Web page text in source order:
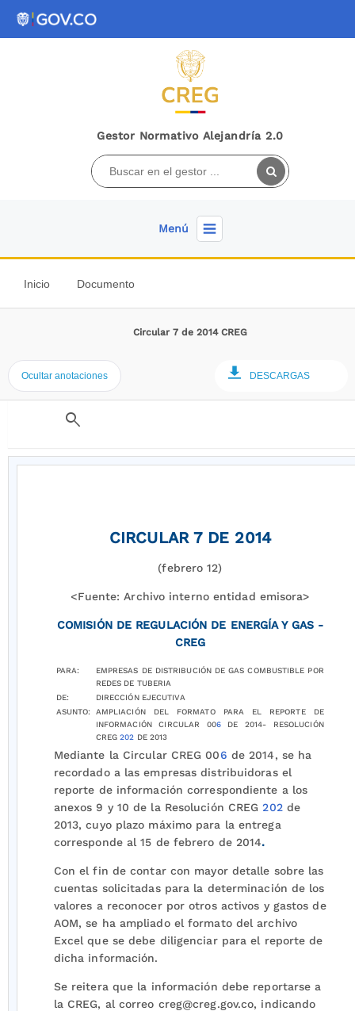
Gestor Normativo Alejandría 2.0
Menú
Inicio Documento
Circular 7 de 2014 CREG
Ocultar anotaciones DESCARGAS
search
CIRCULAR 7 DE 2014
(febrero 12)
<Fuente: Archivo interno entidad emisora>
COMISIÓN DE REGULACIÓN DE ENERGÍA Y GAS -
CREG
PARA:
EMPRESAS DE DISTRIBUCIÓN DE GAS COMBUSTIBLE POR
REDES DE TUBERIA
DE:
DIRECCIÓN EJECUTIVA
ASUNTO:
AMPLIACIÓN DEL FORMATO PARA EL REPORTE DE
INFORMACIÓN CIRCULAR 006DE 2014- RESOLUCIÓN
CREG202 DE 2013
Mediante la Circular CREG 006 de 2014, se ha
recordado a las empresas distribuidoras el
reporte de información correspondiente a los
anexos 9 y 10 de la Resolución CREG202de
2013, cuyo plazo máximo para la entrega
corresponde al 15 de febrero de 2014.
Con el fin de contar con mayor detalle sobre las
cuentas solicitadas para la determinación de los
valores a reconocer por otros activos y gastos de
AOM, se ha ampliado el formato del archivo
Excel que se debe diligenciar para el reporte de
dicha información.
Se reitera que la información debe reportarse a
la CREG, al correo creg@creg.gov.co, indicando